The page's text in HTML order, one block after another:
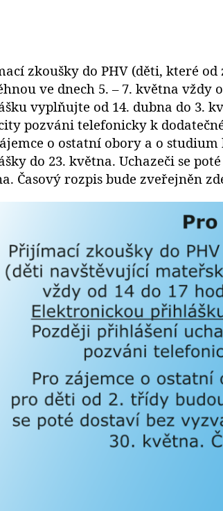
zkoušky do PHV (děti, které
ve dnech 5. – 7. května vždy
vyplňujte od 14. dubna do 3.
pozváni telefonicky k
o ostatní obory a o
do 23. května. Uchazeči se
Časový rozpis bude zveřejněn